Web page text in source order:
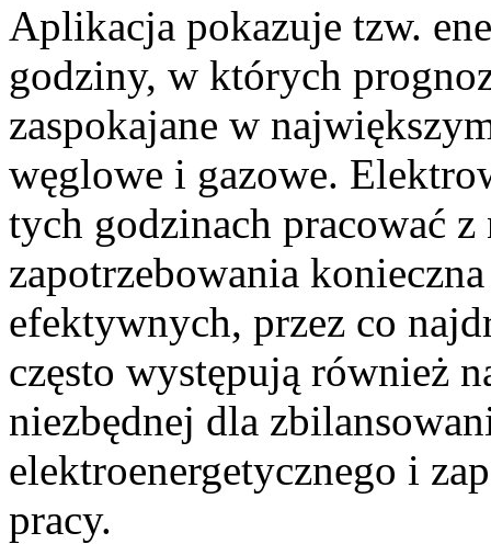
Aplikacja pokazuje tzw.
godziny, w których
zaspokajane w
węglowe i gazowe.
tych godzinach pracować
zapotrzebowania
efektywnych, przez co
często występują również
niezbędnej dla
elektroenergetycznego i
pracy.